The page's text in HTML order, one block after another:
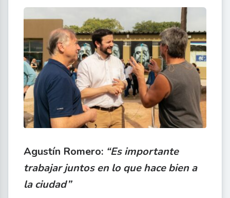
Agustín Romero: “Es importante
trabajar juntos en lo que hace bien a
la ciudad”